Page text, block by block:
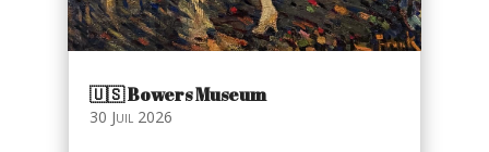
🇺🇸​ Bowers Museum
30 Juil 2026